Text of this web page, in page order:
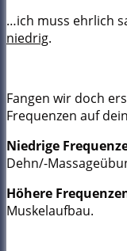
…ich muss ehrlich
niedrig.
Fangen wir doch
Frequenzen auf
Niedrige
Dehn/-
Höhere
Muskelaufbau.